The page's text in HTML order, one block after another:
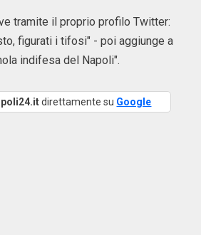
tramite il proprio profilo Twitter:
figurati i tifosi" - poi aggiunge a
indifesa del Napoli".
direttamente su Google